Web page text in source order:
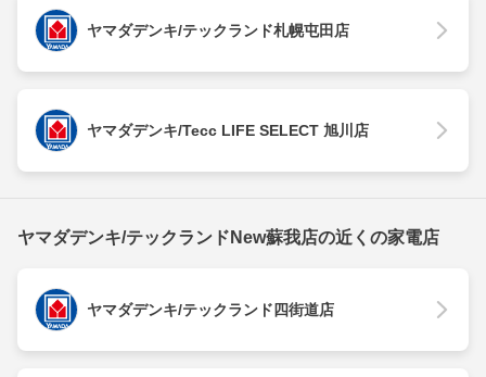
ヤマダデンキ/テックランド札幌屯田店
ヤマダデンキ/Tecc LIFE SELECT 旭川店
ヤマダデンキ/テックランドNew蘇我店の近くの家電店
ヤマダデンキ/テックランド四街道店